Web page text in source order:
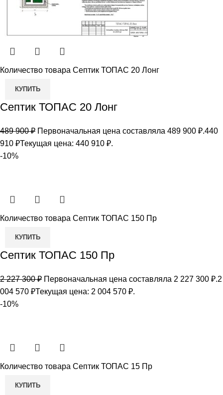
Количество товара Септик ТОПАС 20 Лонг
КУПИТЬ
Септик ТОПАС 20 Лонг
489 900₽ Первоначальная цена составляла 489 900 ₽.440
910 ₽Текущая цена: 440 910 ₽.
-10%
Количество товара Септик ТОПАС 150 Пр
КУПИТЬ
Септик ТОПАС 150 Пр
2 227 300₽ Первоначальная цена составляла 2 227 300 ₽.2
004 570 ₽Текущая цена: 2 004 570 ₽.
-10%
Количество товара Септик ТОПАС 15 Пр
КУПИТЬ